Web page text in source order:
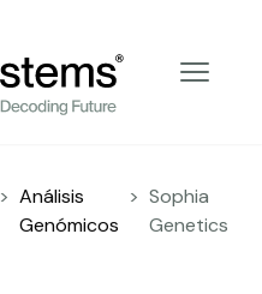
Análisis Genómicos
> Análisis
Genómicos
> Sophia
Genetics